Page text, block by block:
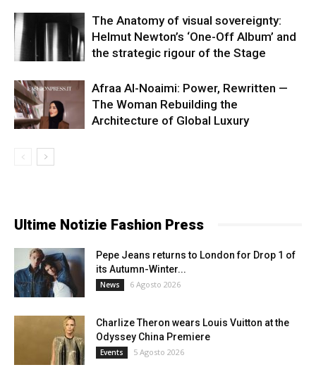
The Anatomy of visual sovereignty:
Helmut Newton’s ‘One-Off Album’ and
the strategic rigour of the Stage
Afraa Al-Noaimi: Power, Rewritten —
The Woman Rebuilding the
Architecture of Global Luxury
Ultime Notizie Fashion Press
Pepe Jeans returns to London for Drop 1 of
its Autumn-Winter...
News 6 Agosto 2026
Charlize Theron wears Louis Vuitton at the
Odyssey China Premiere
Events 5 Agosto 2026